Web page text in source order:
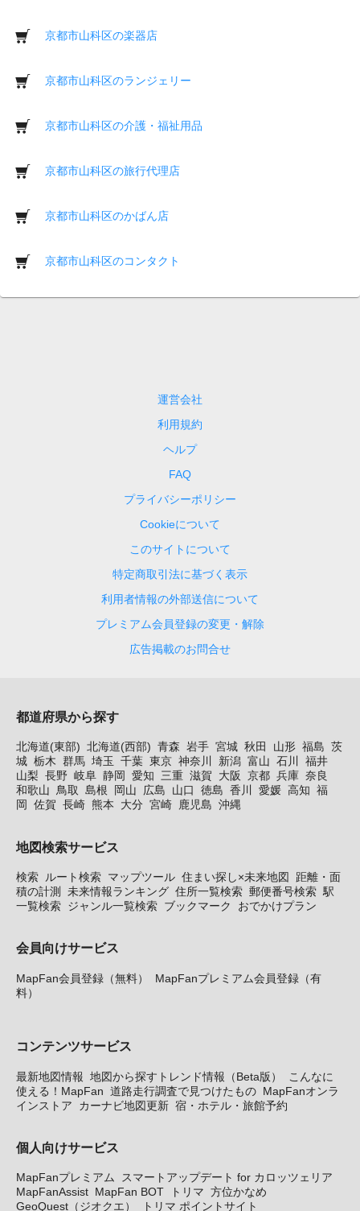
京都市山科区の楽器店
京都市山科区のランジェリー
京都市山科区の介護・福祉用品
京都市山科区の旅行代理店
京都市山科区のかばん店
京都市山科区のコンタクト
運営会社
利用規約
ヘルプ
FAQ
プライバシーポリシー
Cookieについて
このサイトについて
特定商取引法に基づく表示
利用者情報の外部送信について
プレミアム会員登録の変更・解除
広告掲載のお問合せ
都道府県から探す
北海道(東部) 北海道(西部) 青森 岩手 宮城 秋田 山形 福島 茨
城 栃木 群馬 埼玉 千葉 東京 神奈川 新潟 富山 石川
福井
山梨 長野 岐阜 静岡 愛知 三重 滋賀 大阪 京都 兵庫 奈良
和歌山 鳥取 島根 岡山 広島 山口 徳島 香川 愛媛 高知 福
岡
佐賀 長崎 熊本 大分 宮崎 鹿児島 沖縄
地図検索サービス
検索 ルート検索 マップツール 住まい探し×未来地図
距離・面
積の計測
未来情報ランキング 住所一覧検索 郵便番号検索 駅
一覧検索 ジャンル一覧検索 ブックマーク おでかけプラン
会員向けサービス
MapFan会員登録（無料）
MapFanプレミアム会員登録（有
料）
コンテンツサービス
最新地図情報 地図から探すトレンド情報（Beta版）
こんなに
使える！MapFan 道路走行調査で見つけたもの MapFanオンラ
インストア
カーナビ地図更新 宿・ホテル・旅館予約
個人向けサービス
MapFanプレミアム
スマートアップデート for カロッツェリア
MapFanAssist MapFan BOT トリマ 方位かなめ
GeoQuest（ジオクエ）
トリマ ポイントサイト